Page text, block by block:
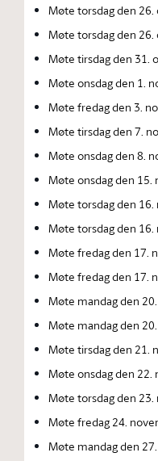
Møte torsdag den 26.
Møte torsdag den 26.
Møte tirsdag den 31.
Møte onsdag den 1.
Møte fredag den 3.
Møte tirsdag den 7.
Møte onsdag den 8.
Møte onsdag den 15.
Møte torsdag den 16.
Møte torsdag den 16.
Møte fredag den 17.
Møte fredag den 17.
Møte mandag den
Møte mandag den
Møte tirsdag den 21.
Møte onsdag den 22.
Møte torsdag den 23.
Møte fredag 24.
Møte mandag den